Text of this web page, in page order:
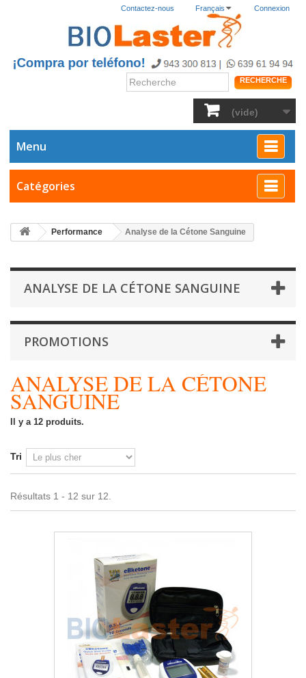
Connexion
Français
Contactez-nous
RECHERCHE
(vide)
Menu
Catégories
Performance Analyse de la Cétone Sanguine
ANALYSE DE LA CÉTONE SANGUINE
PROMOTIONS
ANALYSE DE LA CÉTONE
SANGUINE
Il y a 12 produits.
Tri
Résultats 1 - 12 sur 12.